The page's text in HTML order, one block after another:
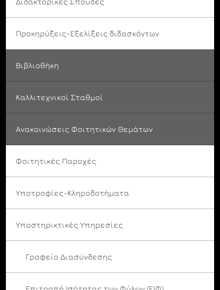
Προκηρύξεις-Εξελίξεις διδασκόντων
Βιβλιοθήκη
Καλλιτεχνικοί Σταθμοί
Ανακοινώσεις Φοιτητικών Θεμάτων
Φοιτητικές Παροχές
Υποτροφίες-Κληροδοτήματα
Υποστηρικτικές Υπηρεσίες
Γραφείο Διασύνδεσης